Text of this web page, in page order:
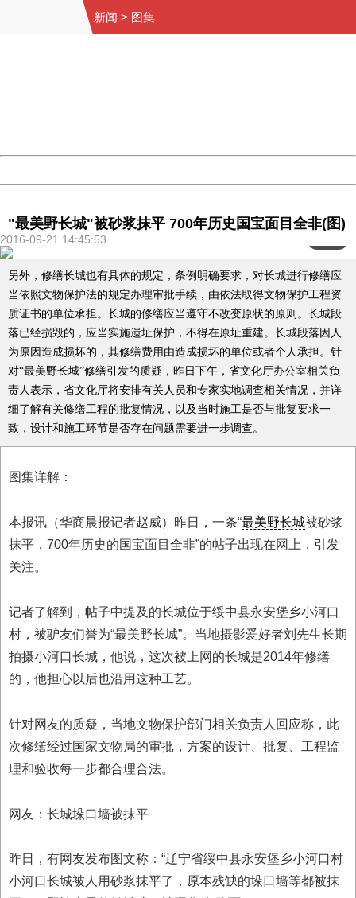
新闻 > 图集
"最美野长城"被砂浆抹平 700年历史国宝面目全非(图)
2016-09-21 14:45:53
另外，修缮长城也有具体的规定，条例明确要求，对长城进行修缮应
当依照文物保护法的规定办理审批手续，由依法取得文物保护工程资
质证书的单位承担。长城的修缮应当遵守不改变原状的原则。长城段
落已经损毁的，应当实施遗址保护，不得在原址重建。长城段落因人
为原因造成损坏的，其修缮费用由造成损坏的单位或者个人承担。针
对“最美野长城”修缮引发的质疑，昨日下午，省文化厅办公室相关负
责人表示，省文化厅将安排有关人员和专家实地调查相关情况，并详
细了解有关修缮工程的批复情况，以及当时施工是否与批复要求一
致，设计和施工环节是否存在问题需要进一步调查。
图集详解：
本报讯（华商晨报记者赵威）昨日，一条“最美野长城被砂浆
抹平，700年历史的国宝面目全非”的帖子出现在网上，引发
关注。
记者了解到，帖子中提及的长城位于绥中县永安堡乡小河口
村，被驴友们誉为“最美野长城”。当地摄影爱好者刘先生长期
拍摄小河口长城，他说，这次被上网的长城是2014年修缮
的，他担心以后也沿用这种工艺。
针对网友的质疑，当地文物保护部门相关负责人回应称，此
次修缮经过国家文物局的审批，方案的设计、批复、工程监
理和验收每一步都合理合法。
网友：长城垛口墙被抹平
昨日，有网友发布图文称：“辽宁省绥中县永安堡乡小河口村
小河口长城被人用砂浆抹平了，原本残缺的垛口墙等都被抹